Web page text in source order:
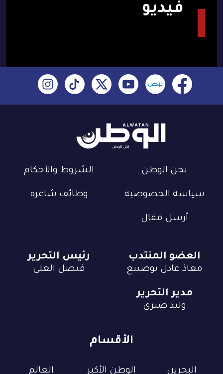
فيديو
نحن الوطن الشروط والأحكام
سياسة الخصوصية وظائف شاغرة
أرسل مقال
الأقسام
البحرين الوطن الأكبر العالم
العضو المنتدب
معاذ عادل بوصيبع
رئيس التحرير
فيصل العلي
مدير التحرير
وليد صبري